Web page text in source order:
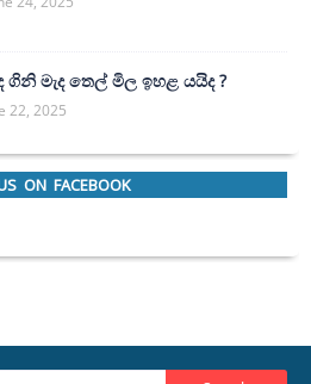
ගිනි මැද තෙල් මිල ඉහළ යයිද ?
22, 2025
ON FACEBOOK